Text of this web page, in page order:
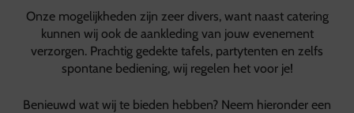
Onze mogelijkheden zijn zeer divers, want naast catering
kunnen wij ook de aankleding van jouw evenement
verzorgen. Prachtig gedekte tafels, partytenten en zelfs
spontane bediening, wij regelen het voor je!
Benieuwd wat wij te bieden hebben? Neem hieronder een